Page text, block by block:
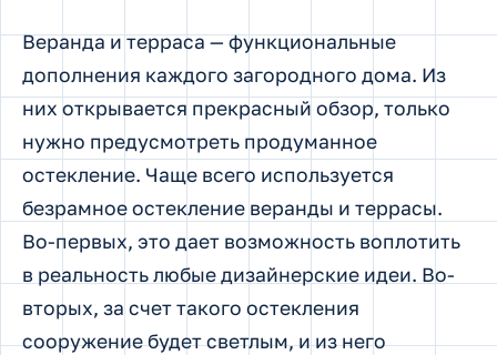
Веранда и терраса — функциональные
дополнения каждого загородного дома. Из
них открывается прекрасный обзор, только
нужно предусмотреть продуманное
остекление. Чаще всего используется
безрамное остекление веранды и террасы.
Во-первых, это дает возможность воплотить
в реальность любые дизайнерские идеи. Во-
вторых, за счет такого остекления
сооружение будет светлым, и из него